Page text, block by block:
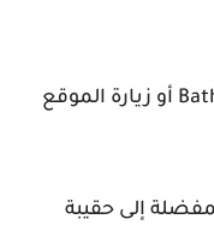
قم بتحميل تطبيق Bath & Body Works أو زيارة الموقع
إلى حقيبة